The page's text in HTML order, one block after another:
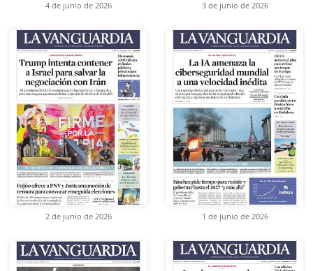
4 de junio de 2026 3 de junio de 2026
2 de junio de 2026 1 de junio de 2026